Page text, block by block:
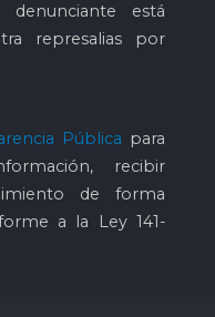
está
represalias por
Pública para
recibir
de forma
a la Ley 141-